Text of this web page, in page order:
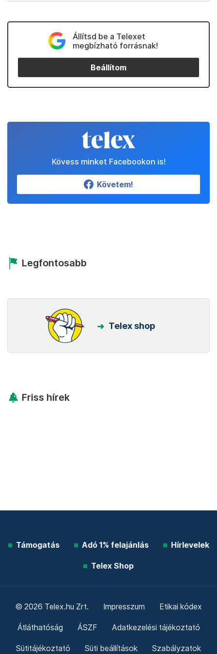
Állítsd be a Telexet
megbízható forrásnak!
Beállítom
Kövess minket Facebookon is!
Követem!
Legfontosabb
Telex shop
Friss hírek
Támogatás Adó 1% felajánlás Hírlevelek
Telex Shop
© 2026 Telex.hu Zrt. Impresszum Etikai kódex
Átláthatóság ÁSZF Adatkezelési tájékoztató
Sütitájékoztató Süti beállítások Szabályzatok